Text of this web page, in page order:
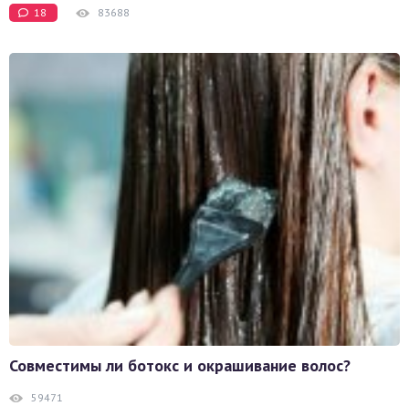
18 83688
Совместимы ли ботокс и окрашивание волос?
59471